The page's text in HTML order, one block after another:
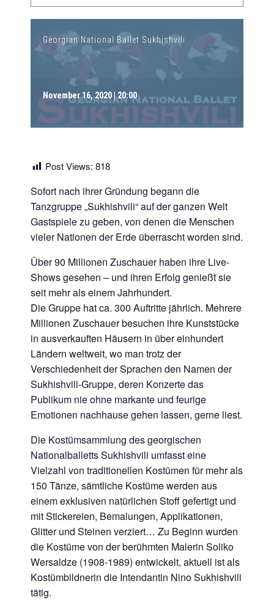
Georgian National Ballet Sukhishvili
November 16, 2020 | 20:00
Post Views: 818
Sofort nach ihrer Gründung begann die
Tanzgruppe „Sukhishvili“ auf der ganzen Welt
Gastspiele zu geben, von denen die Menschen
vieler Nationen der Erde überrascht worden sind.
Über 90 Millionen Zuschauer haben ihre Live-
Shows gesehen – und ihren Erfolg genießt sie
seit mehr als einem Jahrhundert.
Die Gruppe hat ca. 300 Auftritte jährlich. Mehrere
Millionen Zuschauer besuchen ihre Kunststücke
in ausverkauften Häusern in über einhundert
Ländern weltweit, wo man trotz der
Verschiedenheit der Sprachen den Namen der
Sukhishvili-Gruppe, deren Konzerte das
Publikum nie ohne markante und feurige
Emotionen nachhause gehen lassen, gerne liest.
Die Kostümsammlung des georgischen
Nationalballetts Sukhishvili umfasst eine
Vielzahl von traditionellen Kostümen für mehr als
150 Tänze, sämtliche Kostüme werden aus
einem exklusiven natürlichen Stoff gefertigt und
mit Stickereien, Bemalungen, Applikationen,
Glitter und Steinen verziert… Zu Beginn wurden
die Kostüme von der berühmten Malerin Soliko
Wersaldze (1908-1989) entwickelt, aktuell ist als
Kostümbildnerin die Intendantin Nino Sukhishvili
tätig.